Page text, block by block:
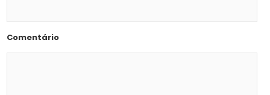
Comentário